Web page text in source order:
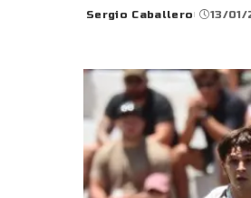
Posted
Sergio Caballero 13/01/